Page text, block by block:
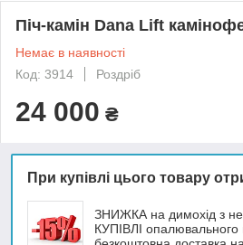
Піч-камін Dana Lift
Немає в наявності
Код: 3914
Роздріб
24 000 ₴
При купівлі цього товару
ЗНИЖКА на димохід з
КУПІВЛІ опалювального